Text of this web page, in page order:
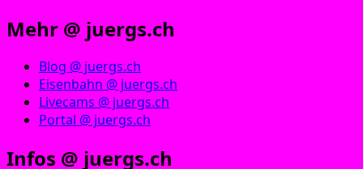
Mehr @ juergs.ch
Blog @ juergs.ch
Eisenbahn @ juergs.ch
Livecams @ juergs.ch
Portal @ juergs.ch
Infos @ juergs.ch